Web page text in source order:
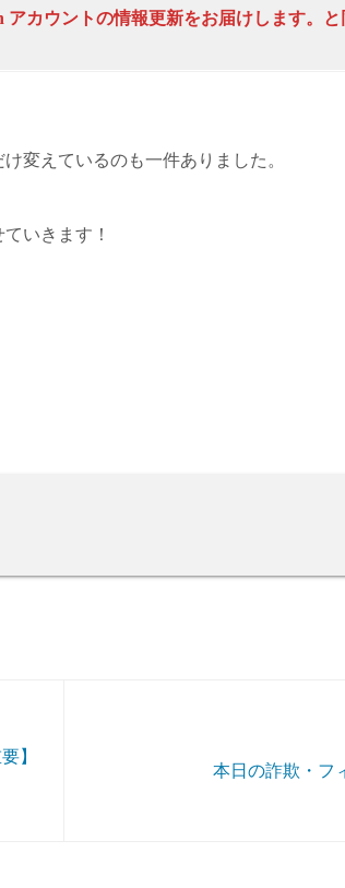
カウントの情報更新をお届けします。と
変えているのも一件ありました。
いきます！
】
本日の詐欺・フ